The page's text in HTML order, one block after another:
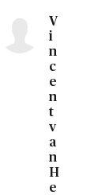
V
i
n
c
e
n
t
v
a
n
H
e